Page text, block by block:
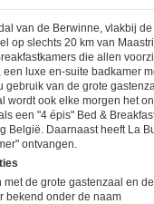
van de Berwinne, vlakbij de
op slechts 20 km van
die allen
luxe en-suite badkamer
gebruik van de grote
wordt ook elke morgen het
een "4 épis" Bed &
België. Daarnaast heeft La
ontvangen.
met de grote gastenzaal en de
bekend onder de naam